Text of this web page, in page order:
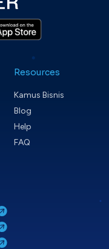
Resources
Kamus Bisnis
Blog
Help
FAQ